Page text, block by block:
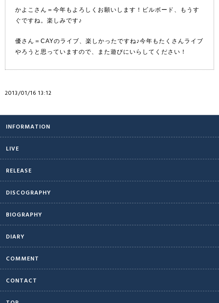
かよこさん＝今年もよろしくお願いします！ ビルボード 、もうす
ぐですね。楽しみです♪
優さん＝CAYのライブ、楽しかったですね♪今年もたくさんライブ
やろうと思っていますので、また遊びにいらしてください！
2013/01/16 13:12
INFORMATION
LIVE
RELEASE
DISCOGRAPHY
BIOGRAPHY
DIARY
COMMENT
CONTACT